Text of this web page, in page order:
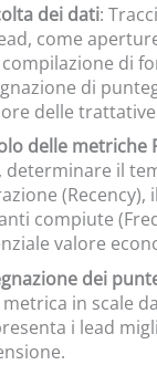
dei dati:
come
di
di
delle
delle metriche
determinare il
(Recency),
compiute
valore
dei
in scale
i lead